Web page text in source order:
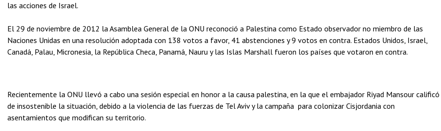
las acciones de Israel.
El 29 de noviembre de 2012 la Asamblea General de la ONU reconoció a Palestina como Estado observador no miembro de las
Naciones Unidas en una resolución adoptada con 138 votos a favor, 41 abstenciones y 9 votos en contra. Estados Unidos, Israel,
Canadá, Palau, Micronesia, la República Checa, Panamá, Nauru y las Islas Marshall fueron los países que votaron en contra.
Recientemente la ONU llevó a cabo una sesión especial en honor a la causa palestina, en la que el embajador Riyad Mansour calificó
de insostenible la situación, debido a la violencia de las fuerzas de Tel Aviv y la campaña para colonizar Cisjordania con
asentamientos que modifican su territorio.